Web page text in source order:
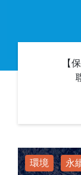
【
環境 永